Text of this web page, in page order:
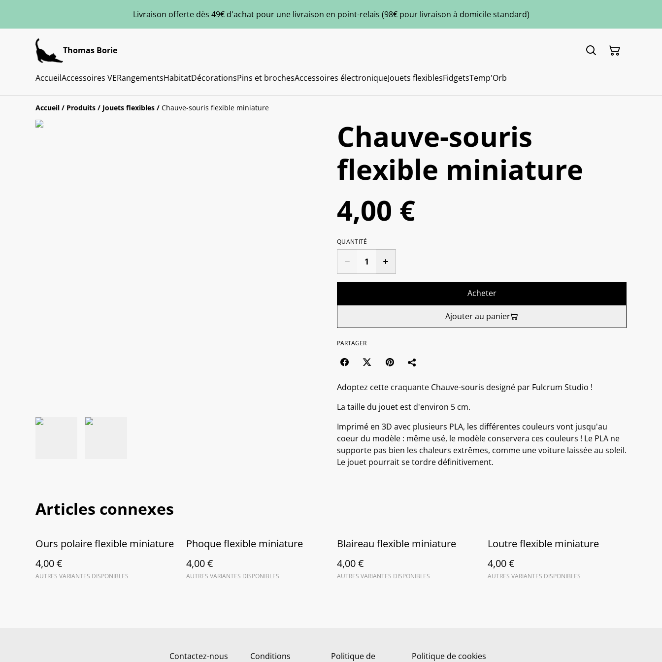
Livraison offerte dès 49€ d'achat pour une livraison en point-relais (98€ pour livraison à domicile standard)
Thomas Borie
AccueilAccessoires VERangementsHabitatDécorationsPins et brochesAccessoires électroniqueJouets flexiblesFidgetsTemp'Orb
Accueil / Produits / Jouets flexibles / Chauve-souris flexible miniature
Chauve-souris
flexible miniature
4,00 €
QUANTITÉ
Acheter
Ajouter au panier
PARTAGER
Adoptez cette craquante Chauve-souris designé par Fulcrum Studio !
La taille du jouet est d'environ 5 cm.
Imprimé en 3D avec plusieurs PLA, les différentes couleurs vont jusqu'au
coeur du modèle : même usé, le modèle conservera ces couleurs ! Le PLA ne
supporte pas bien les chaleurs extrêmes, comme une voiture laissée au soleil.
Le jouet pourrait se tordre définitivement.
Articles connexes
Ours polaire flexible miniature
4,00 €
AUTRES VARIANTES DISPONIBLES
Phoque flexible miniature
4,00 €
AUTRES VARIANTES DISPONIBLES
Blaireau flexible miniature
4,00 €
AUTRES VARIANTES DISPONIBLES
Loutre flexible miniature
4,00 €
AUTRES VARIANTES DISPONIBLES
Contactez-nous Conditions
Politique de
Politique de cookies